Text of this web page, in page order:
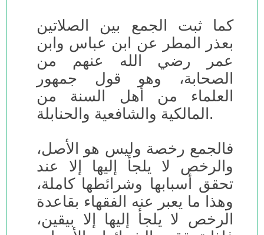
كما ثبت الجمع بين الصلاتين
بعذر المطر عن ابن عباس وابن
عمر رضي الله عنهم من
الصحابة، وهو قول جمهور
العلماء من أهل السنة من
المالكية والشافعية والحنابلة.
فالجمع رخصة وليس هو الأصل،
والرخص لا يلجأ إليها إلا عند
تحقق أسبابها وشرائطها كاملة،
وهذا ما يعبر عنه الفقهاء بقاعدة
الرخص لا يلجأ إليها إلا بيقين،